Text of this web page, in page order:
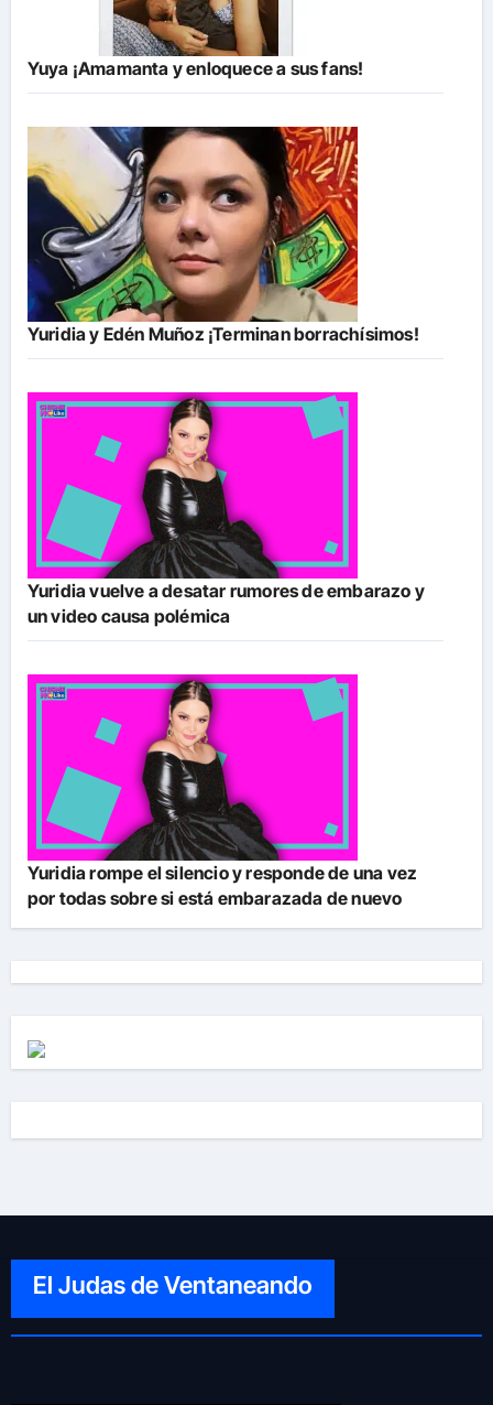
Yuya ¡Amamanta y enloquece a sus fans!
Yuridia y Edén Muñoz ¡Terminan borrachísimos!
Yuridia vuelve a desatar rumores de embarazo y
un video causa polémica
Yuridia rompe el silencio y responde de una vez
por todas sobre si está embarazada de nuevo
El Judas de Ventaneando